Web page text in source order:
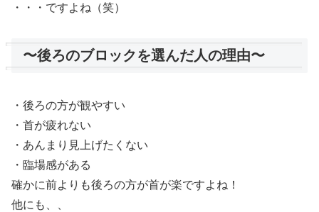
・・・ですよね（笑）
〜後ろのブロックを選んだ人の理由〜
・後ろの方が観やすい
・首が疲れない
・あんまり見上げたくない
・臨場感がある
確かに前よりも後ろの方が首が楽ですよね！
他にも、、